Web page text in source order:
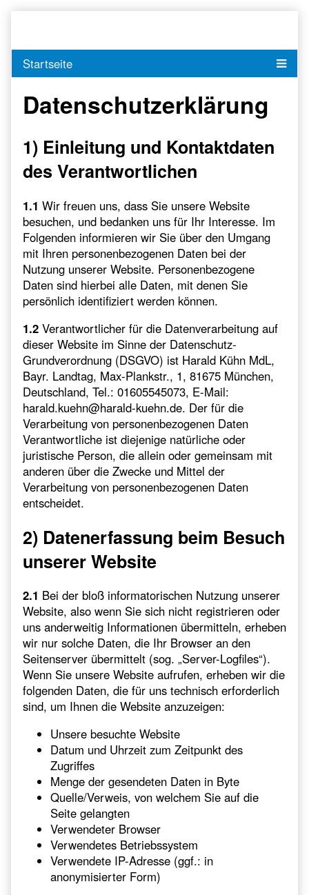
content
Datenschutzerklärung
1) Einleitung und Kontaktdaten
des Verantwortlichen
1.1 Wir freuen uns, dass Sie unsere Website
besuchen, und bedanken uns für Ihr Interesse. Im
Folgenden informieren wir Sie über den Umgang
mit Ihren personenbezogenen Daten bei der
Nutzung unserer Website. Personenbezogene
Daten sind hierbei alle Daten, mit denen Sie
persönlich identifiziert werden können.
1.2 Verantwortlicher für die Datenverarbeitung auf
dieser Website im Sinne der Datenschutz-
Grundverordnung (DSGVO) ist Harald Kühn MdL,
Bayr. Landtag, Max-Plankstr., 1, 81675 München,
Deutschland, Tel.: 01605545073, E-Mail:
harald.kuehn@harald-kuehn.de. Der für die
Verarbeitung von personenbezogenen Daten
Verantwortliche ist diejenige natürliche oder
juristische Person, die allein oder gemeinsam mit
anderen über die Zwecke und Mittel der
Verarbeitung von personenbezogenen Daten
entscheidet.
2) Datenerfassung beim Besuch
unserer Website
2.1 Bei der bloß informatorischen Nutzung unserer
Website, also wenn Sie sich nicht registrieren oder
uns anderweitig Informationen übermitteln, erheben
wir nur solche Daten, die Ihr Browser an den
Seitenserver übermittelt (sog. „Server-Logfiles“).
Wenn Sie unsere Website aufrufen, erheben wir die
folgenden Daten, die für uns technisch erforderlich
sind, um Ihnen die Website anzuzeigen:
Unsere besuchte Website
Datum und Uhrzeit zum Zeitpunkt des
Zugriffes
Menge der gesendeten Daten in Byte
Quelle/Verweis, von welchem Sie auf die
Seite gelangten
Verwendeter Browser
Verwendetes Betriebssystem
Verwendete IP-Adresse (ggf.: in
anonymisierter Form)